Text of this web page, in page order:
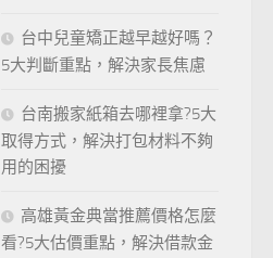
台中兒童矯正越早越好嗎？
5大判斷重點，解決家長焦慮
台南搬家紙箱去哪裡拿?5大
取得方式，解決打包材料不夠
用的困擾
高雄黃金典當推薦價格怎麼
看?5大估價重點，解決借款金